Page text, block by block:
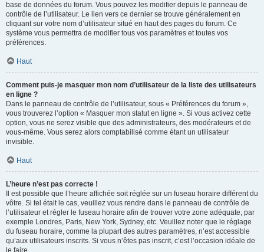
base de données du forum. Vous pouvez les modifier depuis le panneau de
contrôle de l’utilisateur. Le lien vers ce dernier se trouve généralement en
cliquant sur votre nom d’utilisateur situé en haut des pages du forum. Ce
système vous permettra de modifier tous vos paramètres et toutes vos
préférences.
Haut
Comment puis-je masquer mon nom d’utilisateur de la liste des utilisateurs
en ligne ?
Dans le panneau de contrôle de l’utilisateur, sous « Préférences du forum »,
vous trouverez l’option « Masquer mon statut en ligne ». Si vous activez cette
option, vous ne serez visible que des administrateurs, des modérateurs et de
vous-même. Vous serez alors comptabilisé comme étant un utilisateur
invisible.
Haut
L’heure n’est pas correcte !
Il est possible que l’heure affichée soit réglée sur un fuseau horaire différent du
vôtre. Si tel était le cas, veuillez vous rendre dans le panneau de contrôle de
l’utilisateur et régler le fuseau horaire afin de trouver votre zone adéquate, par
exemple Londres, Paris, New York, Sydney, etc. Veuillez noter que le réglage
du fuseau horaire, comme la plupart des autres paramètres, n’est accessible
qu’aux utilisateurs inscrits. Si vous n’êtes pas inscrit, c’est l’occasion idéale de
le faire.